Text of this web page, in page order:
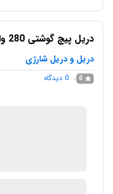
دریل پیچ گوشتی 280 وات کنزاکس مدل KDD-1280
دریل و دریل شارژی
0
0 دیدگاه